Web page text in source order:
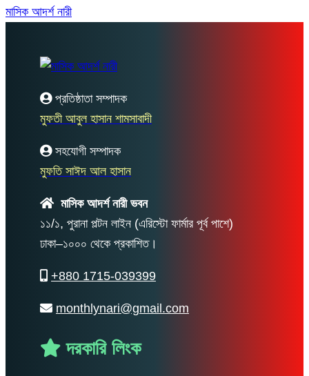
মাসিক আদর্শ নারী
প্রতিষ্ঠাতা সম্পাদক
মুফতী আবুল হাসান শামসাবাদী
সহযোগী সম্পাদক
মুফতি সাঈদ আল হাসান
মাসিক আদর্শ নারী ভবন
১১/১, পুরানা পল্টন লাইন (এরিস্টো ফার্মার পূর্ব পাশে)
ঢাকা–১০০০ থেকে প্রকাশিত।
+880 1715-039399
monthlynari@gmail.com
দরকারি লিংক